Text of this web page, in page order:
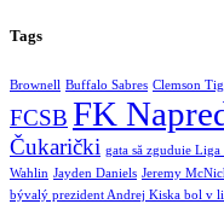
Tags
Brownell Buffalo Sabres Clemson
FCSB FK
Čukarički gata să zguduie
Wahlin Jayden Daniels Jeremy
bývalý prezident Andrej Kiska bol v